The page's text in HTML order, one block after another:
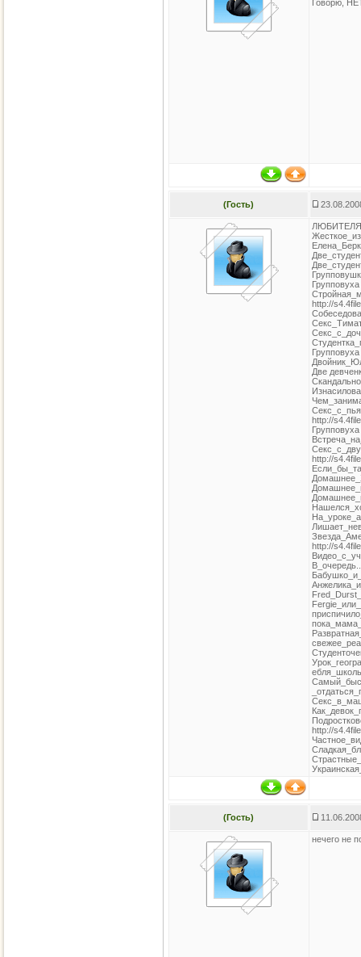
Говорю,
(Гость)
http://
Две
http://
http://
http://
http://
(Гость)
нечего не